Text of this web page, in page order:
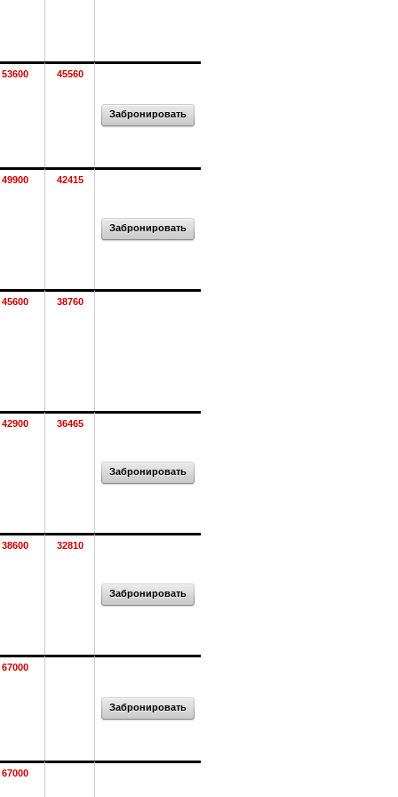
53600 45560
Забронировать
49900 42415
Забронировать
45600 38760
42900 36465
Забронировать
38600 32810
Забронировать
67000
Забронировать
67000